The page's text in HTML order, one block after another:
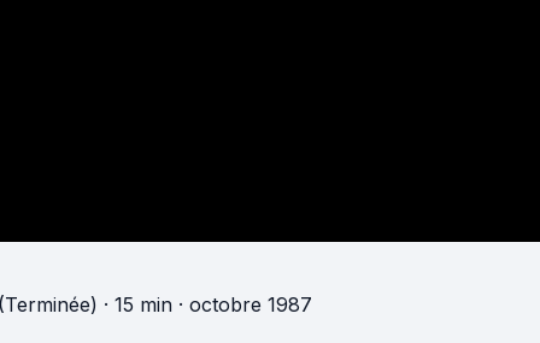
· 15 min · octobre 1987